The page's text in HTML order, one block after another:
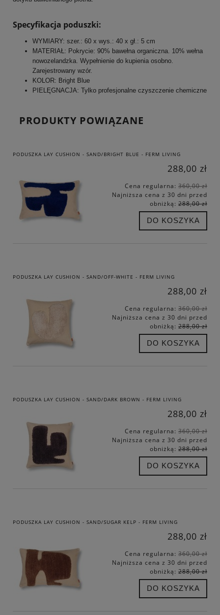
Specyfikacja poduszki:
WYMIARY: szer.: 60 x wys.: 40 x gł.: 5 cm
MATERIAŁ: Pokrycie: 90% bawełna organiczna. 10% wełna
nowozelandzka. Wypełnienie do kupienia osobno.
Zarejestrowany wzór.
KOLOR: Bright Blue
PIELĘGNACJA: Tylko profesjonalne czyszczenie chemiczne
PRODUKTY POWIĄZANE
PODUSZKA LAY CUSHION - SAND/BRIGHT BLUE - FERM LIVING
288,00 zł
Cena regularna: 360,00 zł
Najniższa cena z 30 dni przed
obniżką: 288,00 zł
DO KOSZYKA
PODUSZKA LAY CUSHION - SAND/OFF-WHITE - FERM LIVING
288,00 zł
Cena regularna: 360,00 zł
Najniższa cena z 30 dni przed
obniżką: 288,00 zł
DO KOSZYKA
PODUSZKA LAY CUSHION - SAND/DARK BROWN - FERM LIVING
288,00 zł
Cena regularna: 360,00 zł
Najniższa cena z 30 dni przed
obniżką: 288,00 zł
DO KOSZYKA
PODUSZKA LAY CUSHION - SAND/SUGAR KELP - FERM LIVING
288,00 zł
Cena regularna: 360,00 zł
Najniższa cena z 30 dni przed
obniżką: 288,00 zł
DO KOSZYKA